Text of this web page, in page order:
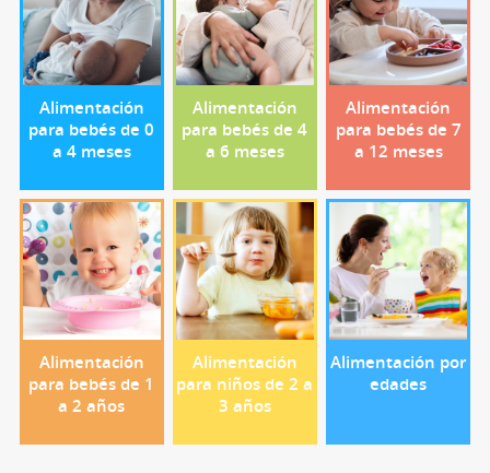
Alimentación
para bebés de 0
a 4 meses
Alimentación
para bebés de 4
a 6 meses
Alimentación
para bebés de 7
a 12 meses
Alimentación
para bebés de 1
a 2 años
Alimentación
para niños de 2 a
3 años
Alimentación por
edades